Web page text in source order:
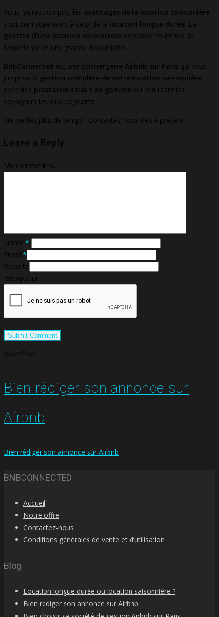
Vous l’aurez compris, les avantages de la location saisonnière
sont bien supérieurs à ceux de la location longue durée. La
gestion d’une location saisonnière demande toutefois de
l’expérience et une grande disponibilité.
BnbConnected est une conciergerie Airbnb sur Paris qui vous
propose la gestion complète de votre location saisonnière
avec des prestations haut de gamme qui séduiront les
voyageurs les plus exigeants.
Ne perdez plus de temps ! Contactez-nous dès à présent.
Leave a Reply
My comment is..
Name *
Email *
Website
Recaptcha
Next Post
Bien rédiger son annonce sur
Airbnb
Bien rédiger son annonce sur Airbnb
BNBCONNECTED
Accueil
Notre offre
Contactez-nous
Conditions générales de vente et d’utilisation
Blog
Location longue durée ou location saisonnière ?
Bien rédiger son annonce sur Airbnb